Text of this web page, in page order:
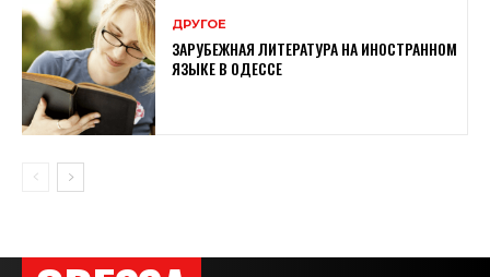
ДРУГОЕ
ЗАРУБЕЖНАЯ ЛИТЕРАТУРА НА ИНОСТРАННОМ
ЯЗЫКЕ В ОДЕССЕ